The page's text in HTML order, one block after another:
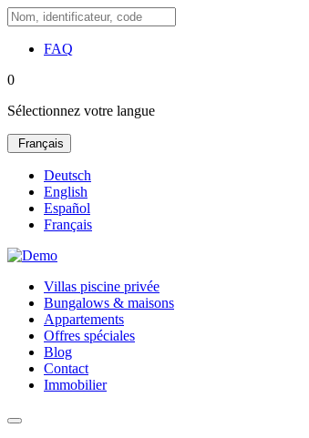
FAQ
0
Sélectionnez votre langue
Français
Deutsch
English
Español
Français
Villas piscine privée
Bungalows & maisons
Appartements
Offres spéciales
Blog
Contact
Immobilier